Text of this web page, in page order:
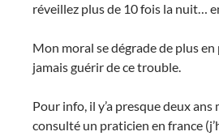
réveillez plus de 10 fois la nuit…
Mon moral se dégrade de plus en
jamais guérir de ce trouble.
Pour info, il y’a presque deux ans
consulté un praticien en france